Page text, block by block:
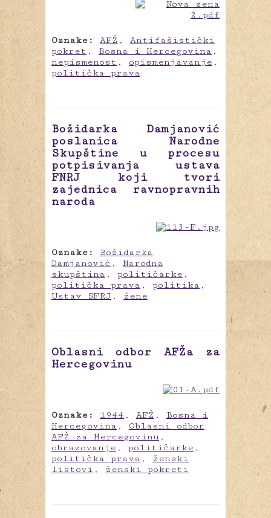
Oznake: AFŽ , Antifašistički
pokret , Bosna i Hercegovina ,
nepismenost , opismenjavanje ,
politička prava
Božidarka Damjanović
poslanica Narodne
Skupštine u procesu
potpisivanja ustava
FNRJ koji tvori
zajednica ravnopravnih
naroda
Oznake:
Božidarka
Damjanović , Narodna
skupština , političarke ,
politička prava , politika ,
Ustav SFRJ , žene
Oblasni odbor AFŽa za
Hercegovinu
Oznake: 1944 , AFŽ , Bosna i
Hercegovina , Oblasni odbor
AFŽ za Hercegovinu ,
obrazovanje , političarke ,
politička prava ,
ženski
listovi , ženski pokreti